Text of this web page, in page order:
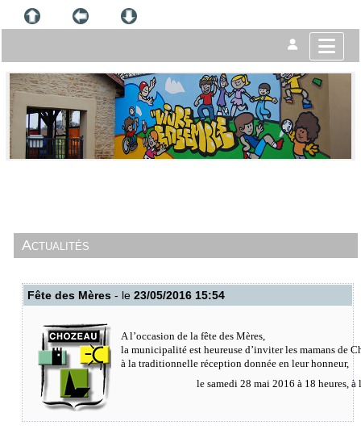
Actualités
Fête des Mères - le 23/05/2016 15:54
A l’occasion de la fête des Mères,
la municipalité est heureuse d’inviter les mamans de
à la traditionnelle réception donnée en leur honneur,
le samedi 28 mai 2016 à 18 heures, à